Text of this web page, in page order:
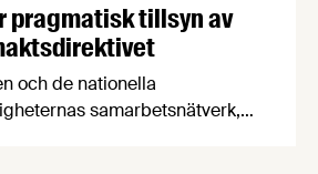
pragmatisk tillsyn av
och de nationella
samarbetsnätverk,